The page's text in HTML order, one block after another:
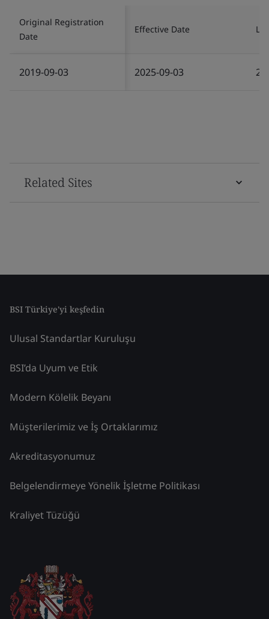
Original Registration
Date
Effective Date
2019-09-03 2025-09-03
Related Sites
BSI Türkiye'yi keşfedin
Ulusal Standartlar Kuruluşu
BSI’da Uyum ve Etik
Modern Kölelik Beyanı
Müşterilerimiz ve İş Ortaklarımız
Akreditasyonumuz
Belgelendirmeye Yönelik İşletme Politikası
Kraliyet Tüzüğü